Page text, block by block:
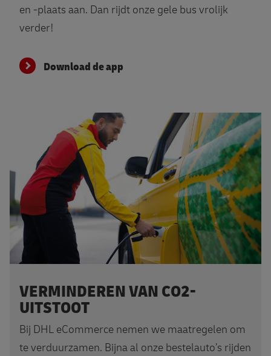
en -plaats aan. Dan rijdt onze gele bus vrolijk
verder!
Download de app
VERMINDEREN VAN CO2-
UITSTOOT
Bij DHL eCommerce nemen we maatregelen om
te verduurzamen. Bijna al onze bestelauto’s rijden